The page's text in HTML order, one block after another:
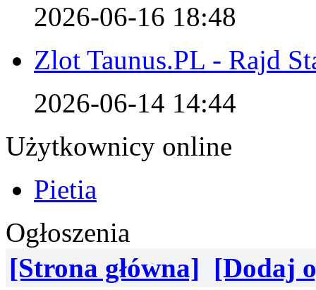
2026-06-16 18:48
Zlot Taunus.PL - Rajd
2026-06-14 14:44
Użytkownicy online
Pietia
Ogłoszenia
[Strona główna] [Dodaj